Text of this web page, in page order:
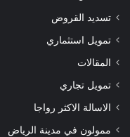
تسديد القروض
تمويل استثماري
المقالات
تمويل تجاري
الاسالة الاكثر رواجا
ممولون في مدينة الرياض